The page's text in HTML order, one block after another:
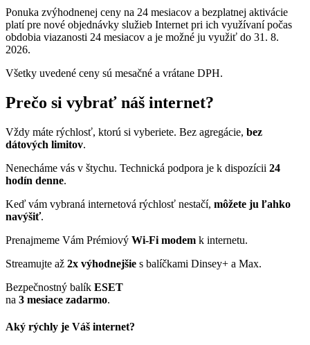
Ponuka zvýhodnenej ceny na 24 mesiacov a bezplatnej aktivácie
platípre nové objednávky služieb Internet pri ich využívaní počas
obdobia viazanosti 24 mesiacov a je možné ju využiť do 31. 8.
2026.
Všetky uvedené ceny sú mesačné a vrátane DPH.
Prečo si vybrať náš internet?
Vždy máte rýchlosť, ktorú si vyberiete. Bez agregácie, bez
dátových limitov.
Nenecháme vás v štychu. Technická podpora je k dispozícii 24
hodín denne.
Keď vám vybraná internetová rýchlosť nestačí, môžete ju ľahko
navýšiť.
Prenajmeme Vám Prémiový Wi-Fi modem k internetu.
Streamujte až 2x výhodnejšie s balíčkami Dinsey+ a Max.
Bezpečnostný balík ESET
na 3 mesiace zadarmo.
Aký rýchly je Váš internet?